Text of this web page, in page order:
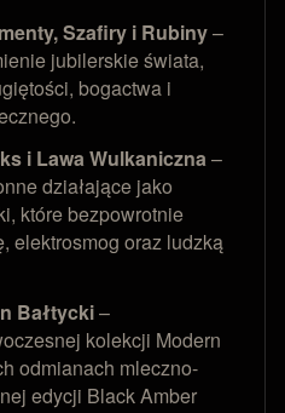
Szafiry i Rubiny–
jubilerskie świata,
bogactwa i
i Lawa Wulkaniczna–
działające jako
które bezpowrotnie
elektrosmog oraz ludzką
Bałtycki–
kolekcji Modern
odmianach mleczno-
edycji Black Amber